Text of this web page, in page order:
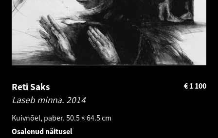
Reti Saks
Laseb minna. 2014
Kuivnõel, paber. 50.5 × 64.5 cm
1 100
€
Osalenud näitusel